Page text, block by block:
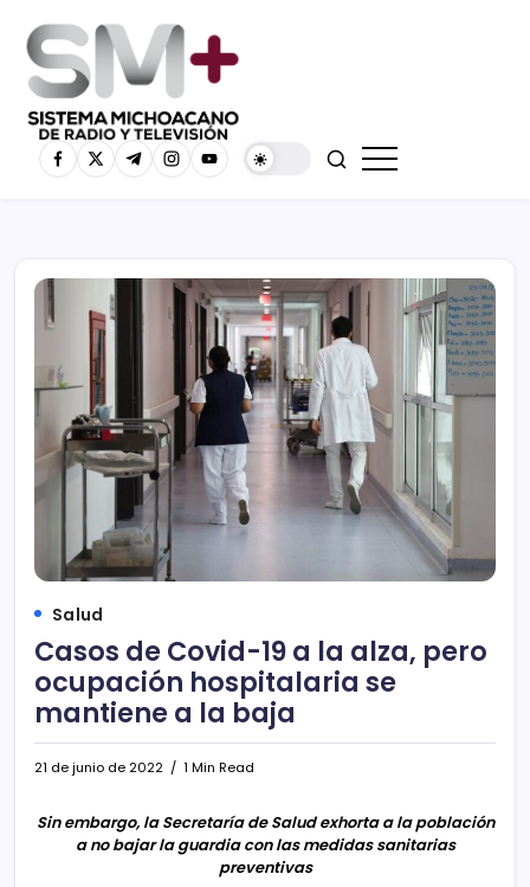
Salud
Casos de Covid-19 a la alza, pero
ocupación hospitalaria se
mantiene a la baja
21 de junio de 2022 1 Min Read
Sin embargo, la Secretaría de Salud exhorta a la población
a no bajar la guardia con las medidas sanitarias
preventivas